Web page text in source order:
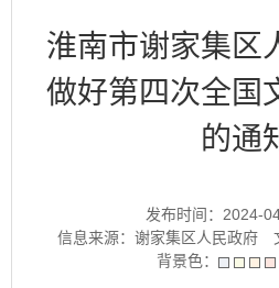
淮南市谢家集区
做好第四次全国
的通
发布时间：2024-
信息来源：谢家集区人民政府
背景色：